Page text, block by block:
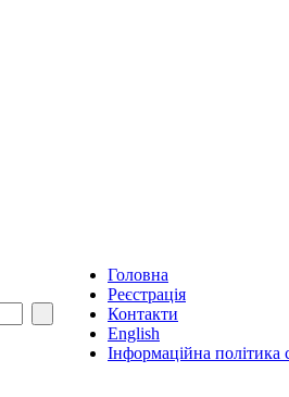
Головна
Реєстрація
Контакти
English
Інформаційна політика